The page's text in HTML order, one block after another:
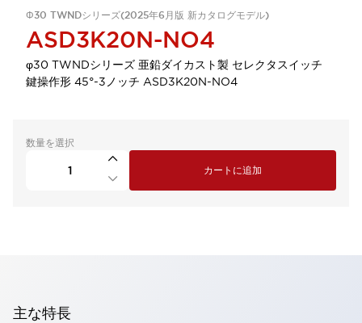
Φ30 TWNDシリーズ(2025年6月版 新カタログモデル)
ASD3K20N-NO4
φ30 TWNDシリーズ 亜鉛ダイカスト製 セレクタスイッチ
鍵操作形 45°-3ノッチ ASD3K20N-NO4
数量を選択
カートに追加
主な特長